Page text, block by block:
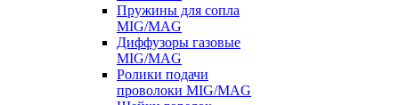
Пружины для сопла
MIG/MAG
Диффузоры газовые
MIG/MAG
Ролики подачи
проволоки MIG/MAG